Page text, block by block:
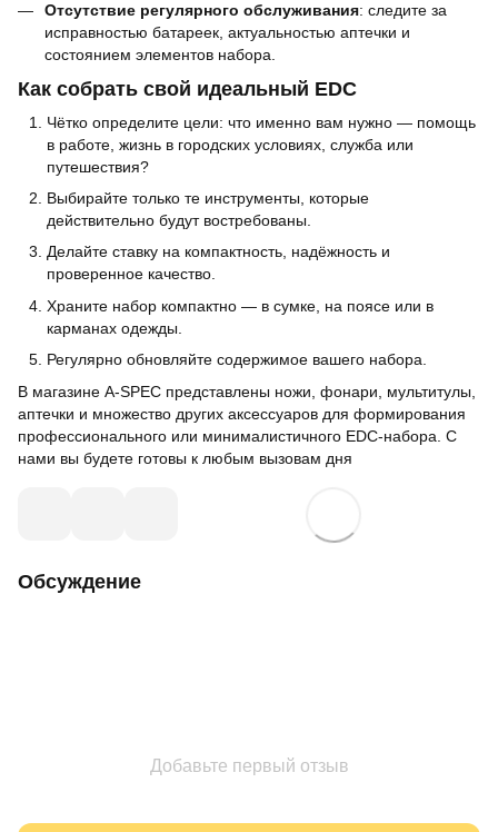
Отсутствие регулярного обслуживания: следите за
исправностью батареек, актуальностью аптечки и
состоянием элементов набора.
Как собрать свой идеальный EDC
Чётко определите цели: что именно вам нужно — помощь
в работе, жизнь в городских условиях, служба или
путешествия?
Выбирайте только те инструменты, которые
действительно будут востребованы.
Делайте ставку на компактность, надёжность и
проверенное качество.
Храните набор компактно — в сумке, на поясе или в
карманах одежды.
Регулярно обновляйте содержимое вашего набора.
В магазине A-SPEC представлены ножи, фонари, мультитулы,
аптечки и множество других аксессуаров для формирования
профессионального или минималистичного EDC-набора. С
нами вы будете готовы к любым вызовам дня
Обсуждение
Добавьте первый отзыв